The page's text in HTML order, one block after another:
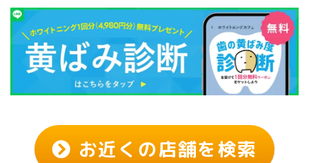
お近くの店舗を検索